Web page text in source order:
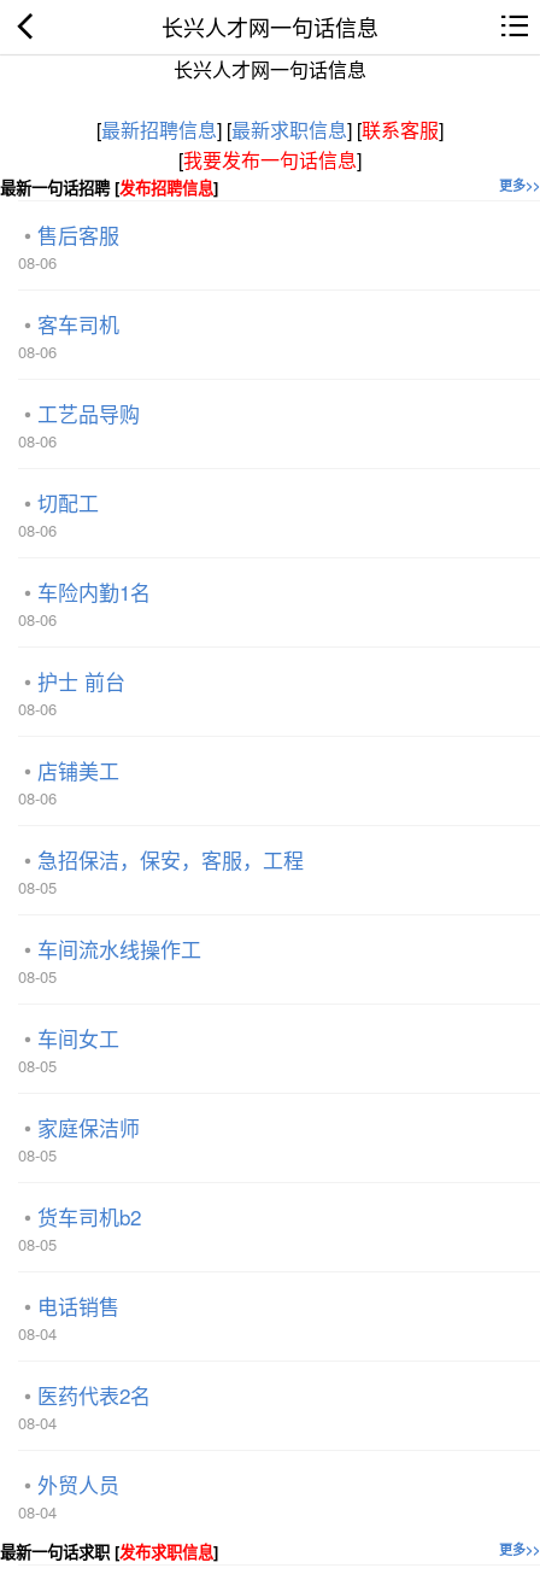
长兴人才网一句话信息
长兴人才网一句话信息
[最新招聘信息] [最新求职信息] [联系客服]
[我要发布一句话信息]
更多>>
最新一句话招聘 [发布招聘信息]
售后客服
08-06
客车司机
08-06
工艺品导购
08-06
切配工
08-06
车险内勤1名
08-06
护士 前台
08-06
店铺美工
08-06
急招保洁，保安，客服，工程
08-05
车间流水线操作工
08-05
车间女工
08-05
家庭保洁师
08-05
货车司机b2
08-05
电话销售
08-04
医药代表2名
08-04
外贸人员
08-04
更多>>
最新一句话求职 [发布求职信息]